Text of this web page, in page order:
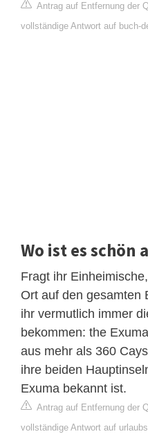
Antrag auf Entfernung der
vollständige Antwort auf buch-
Wo ist es schön
Fragt ihr
Ort auf den gesamten
ihr vermutlich immer
bekommen: the
aus mehr als 360
ihre beiden
Exuma bekannt ist.
Antrag auf Entfernung der
vollständige Antwort auf